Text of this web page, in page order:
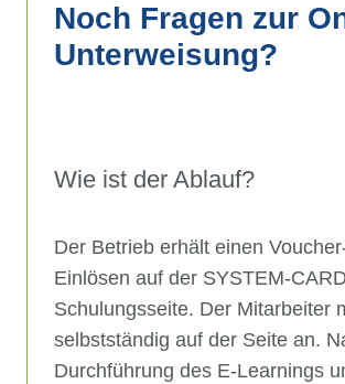
Noch Fragen zur
Unterweisung?
Wie ist der Ablauf?
Der Betrieb erhält einen
Einlösen auf der SYSTEM-CARD
Schulungsseite. Der Mitarbeiter
selbstständig auf der Seite an.
Durchführung des E-Learnings